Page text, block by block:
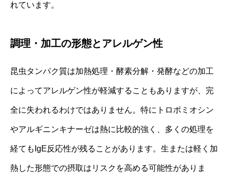
れています。
調理・加工の形態とアレルゲン性
昆虫タンパク質は加熱処理・酵素分解・発酵などの加工
によってアレルゲン性が軽減することもありますが、完
全に失われるわけではありません。特にトロポミオシン
やアルギニンキナーゼは熱に比較的強く、多くの処理を
経てもIgE反応性が残ることがあります。生または軽く加
熱した形態での摂取はリスクを高める可能性がありま